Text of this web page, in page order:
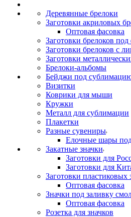
Деревянные брелоки
Заготовки акриловых
Оптовая фасовка
Заготовки брелоков
Заготовки брелоков с
Заготовки
Брелоки-альбомы
Бейджи под
Визитки
Коврики для мыши
Кружки
Металл для сублимации
Плакетки
Разные сувениры
Елочные шары
Закатные значки
Заготовки для
Заготовки для
Заготовки пластиковых
Оптовая фасовка
Значки под заливку
Оптовая фасовка
Розетка для значков